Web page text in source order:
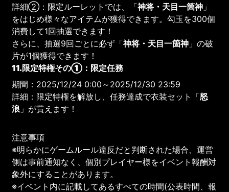
詳細②：限定ルーレットでは、「神将・天目一箇神 」
をはじめ様々なアイテムが獲得できます。勾玉を300個
消費して1回抽選できます！
さらに、抽選9回ごとに必ず「神将・天目一箇神 」の破
片が1個獲得できます！
11.限定特権その①：限定任務
期間：2025/12/24 0:00～2025/12/30 23:59
詳細：限定特権を解放し、任務達成で衣装セット「怒
浪 」が貰えます！
注意事項
※明らかにゲームルール違反だと判断された場合、運営
側は事前通知なく、個別プレイヤー様をイベント報酬対
象外にすることがあります。
※イベント内に記載してあるすべての時間(公表時間、報